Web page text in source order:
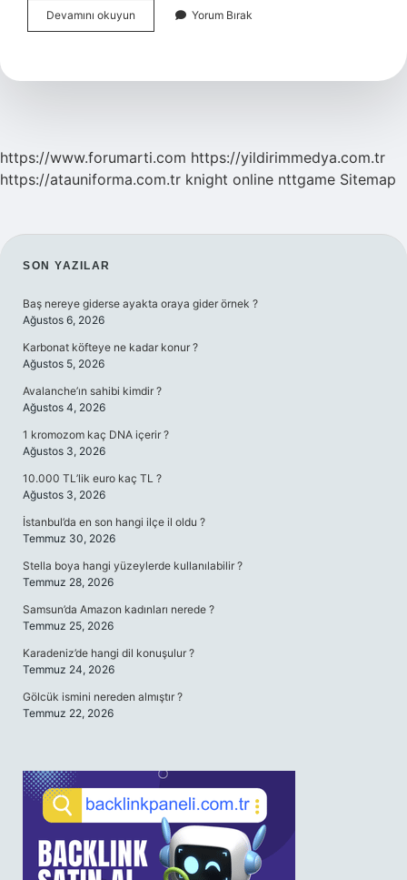
Devamını okuyun
Yıllık
Iş
Yorum Bırak
https://www.forumarti.com https://yildirimmedya.com.tr
https://atauniforma.com.tr knight online nttgame Sitemap
SIDEBAR
SON YAZILAR
Baş nereye giderse ayakta oraya gider örnek ?
Ağustos 6, 2026
Karbonat köfteye ne kadar konur ?
Ağustos 5, 2026
Avalanche’ın sahibi kimdir ?
Ağustos 4, 2026
1 kromozom kaç DNA içerir ?
Ağustos 3, 2026
10.000 TL’lik euro kaç TL ?
Ağustos 3, 2026
İstanbul’da en son hangi ilçe il oldu ?
Temmuz 30, 2026
Stella boya hangi yüzeylerde kullanılabilir ?
Temmuz 28, 2026
Samsun’da Amazon kadınları nerede ?
Temmuz 25, 2026
Karadeniz’de hangi dil konuşulur ?
Temmuz 24, 2026
Gölcük ismini nereden almıştır ?
Temmuz 22, 2026